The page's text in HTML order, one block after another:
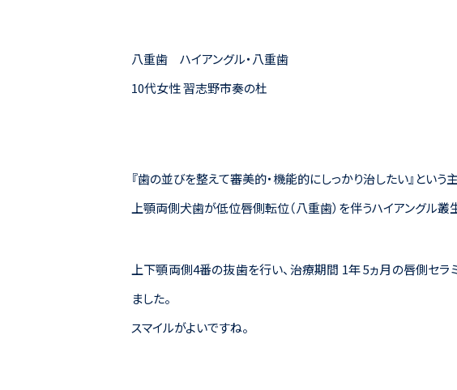
八重歯 ハイアングル・八重歯
10代女性 習志野市奏の杜
『歯の並びを整えて審美的・機能的にしっかり治したい』という
上顎両側犬歯が低位唇側転位（八重歯）を伴うハイアングル叢
上下顎両側4番の抜歯を行い、治療期間 1年 5ヵ月の唇側セ
ました。
スマイルがよいですね。